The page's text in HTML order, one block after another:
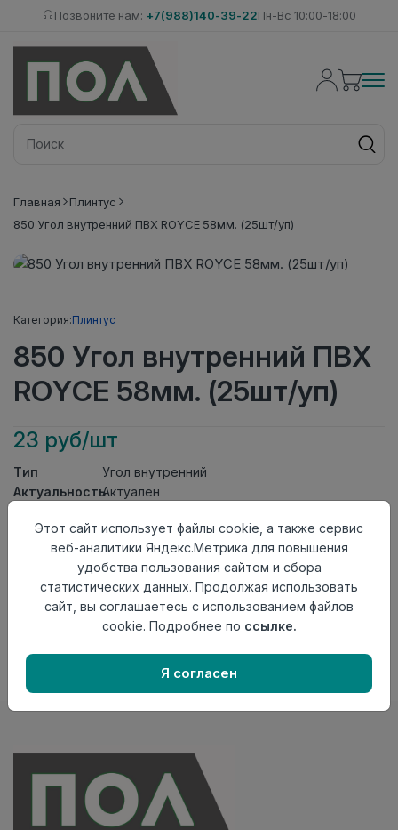
Позвоните нам: +7(988)140-39-22Пн-Вс 10:00-18:00
Главная
Плинтус
850 Угол внутренний ПВХ ROYCE 58мм. (25шт/уп)
Категория:Плинтус
850 Угол внутренний ПВХ
ROYCE 58мм. (25шт/уп)
23 руб/шт
Тип
Угол внутренний
АктуальностьАктуален
Осталось92 шт
Добавить в корзину
Внимание! Внешний вид товара может отличаться от
представленного на настоящем сайте. Проверяйте
в момент приобретения товара.
Этот сайт использует файлы cookie, а также сервис
веб-аналитики Яндекс.Метрика для повышения
удобства пользования сайтом и сбора
статистических данных. Продолжая использовать
сайт, вы соглашаетесь с использованием файлов
cookie. Подробнее по ссылке.
Я согласен